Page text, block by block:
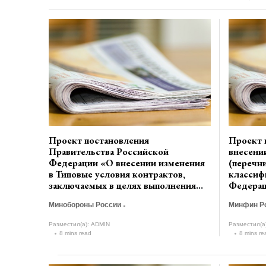
Проект постановления
Правительства Российской
Федерации «О внесении изменения
в Типовые условия контрактов,
заключаемых в целях выполнения
заказа» (разработчик Минобороны
России)
Минобороны России
Разместил(а): ADMIN
8 mins read
Проект
годов),
Минфин
8 mins